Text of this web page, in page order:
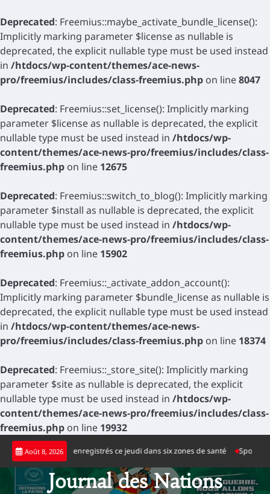
Deprecated: Freemius::maybe_activate_bundle_license():
Implicitly marking parameter $license as nullable is
deprecated, the explicit nullable type must be used instead
in /htdocs/wp-content/themes/ace-news-
pro/freemius/includes/class-freemius.php on line8047
Deprecated: Freemius::set_license(): Implicitly marking
parameter $license as nullable is deprecated, the explicit
nullable type must be used instead in /htdocs/wp-
content/themes/ace-news-pro/freemius/includes/class-
freemius.php on line 12675
Deprecated: Freemius::switch_to_blog(): Implicitly marking
parameter $install as nullable is deprecated, the explicit
nullable type must be used instead in /htdocs/wp-
content/themes/ace-news-pro/freemius/includes/class-
freemius.php on line 15902
Deprecated: Freemius::_activate_addon_account():
Implicitly marking parameter $bundle_license as nullable is
deprecated, the explicit nullable type must be used instead
in /htdocs/wp-content/themes/ace-news-
pro/freemius/includes/class-freemius.php on line 18374
Deprecated: Freemius::_store_site(): Implicitly marking
parameter $site as nullable is deprecated, the explicit
nullable type must be used instead in /htdocs/wp-
content/themes/ace-news-pro/freemius/includes/class-
freemius.php on line 19932
Skip
content
Août 8, 2026
d’Ebola enregistrés ce jeudi dans six zones de santé Sport : la
Journal des Nations